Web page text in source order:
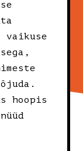
vaikuse
hoopis